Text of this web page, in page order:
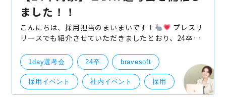
ました！！
こんにちは、採用担当のまいまいです！
プレスリ
リースでも紹介させていただきましたとおり、24卒の
日に開催されました！ ブログでも紹介させていただい
1day選考会 24卒 bravesoft
採用イベント 社内イベント 採用